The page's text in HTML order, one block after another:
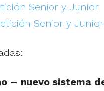
Senior y Junior
Senior y Junior
– nuevo sistema